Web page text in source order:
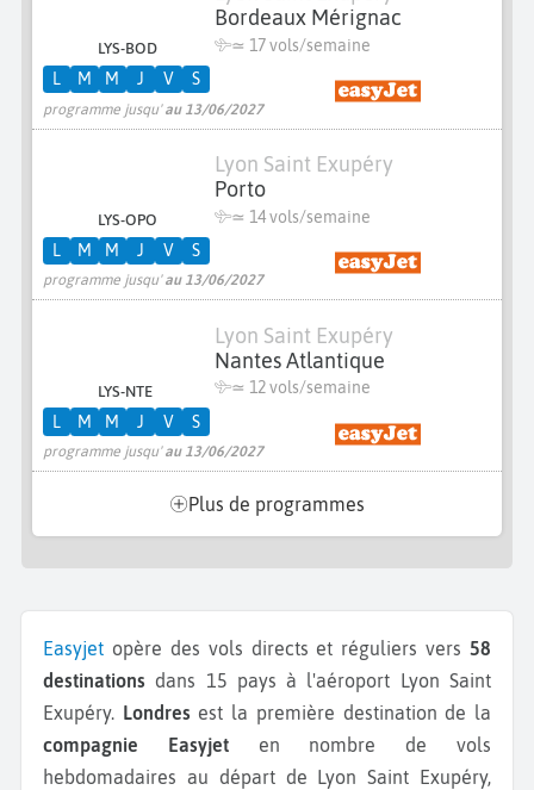
LYS-BOD
Bordeaux Mérignac
≃ 17 vols/semaine
programme jusqu'au 13/06/2027
L M M J V S
LYS-OPO
Lyon Saint Exupéry
Porto
≃ 14 vols/semaine
programme jusqu'au 13/06/2027
L M M J V S
LYS-NTE
Lyon Saint Exupéry
Nantes Atlantique
≃ 12 vols/semaine
programme jusqu'au 13/06/2027
L M M J V S
Plus de programmes
Easyjet opère des vols directs et réguliers vers 58
destinations dans 15 pays à l'aéroport Lyon Saint
Exupéry. Londres est la première destination de la
compagnie Easyjeten nombre de vols
hebdomadaires au départ de Lyon Saint Exupéry,